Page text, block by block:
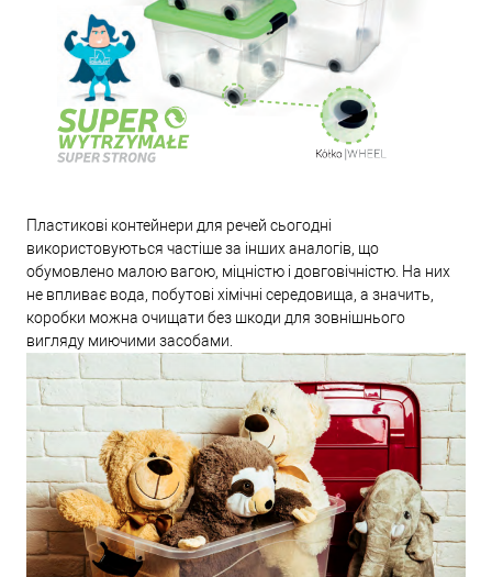
Пластикові контейнери для речей сьогодні
використовуються частіше за інших аналогів, що
обумовлено малою вагою, міцністю і довговічністю. На них
не впливає вода, побутові хімічні середовища, а значить,
коробки можна очищати без шкоди для зовнішнього
вигляду миючими засобами.